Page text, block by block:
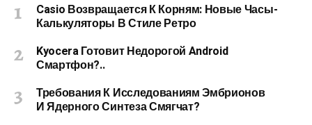
Casio Возвращается К Корням: Новые Часы-
Калькуляторы В Стиле Ретро
Kyocera Готовит Недорогой Android
Смартфон?..
Требования К Исследованиям Эмбрионов
И Ядерного Синтеза Смягчат?